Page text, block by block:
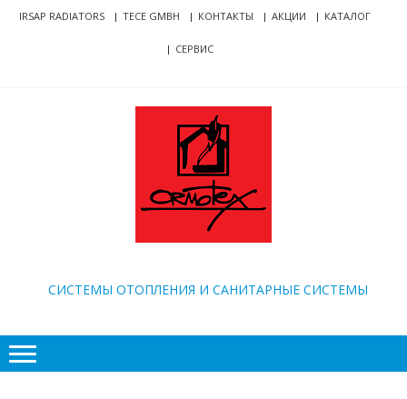
Skip
SkipIRSAP RADIATORS TECE GMBH КОНТАКТЫ АКЦИИ КАТАЛОГ
СЕРВИС
CИСТЕМЫ ОТОПЛЕНИЯ И САНИТАРНЫЕ СИСТЕМЫ